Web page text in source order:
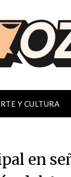
Y CULTURA
en